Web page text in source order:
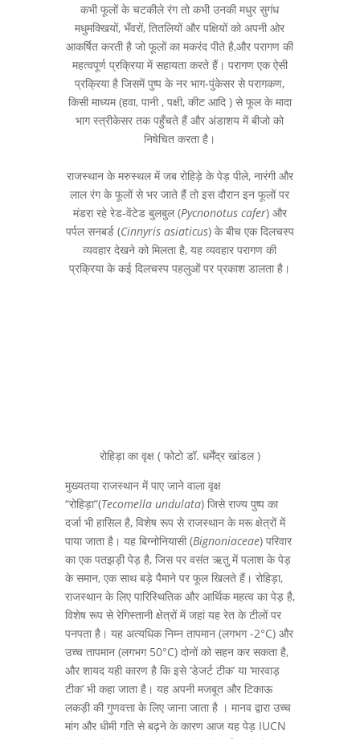
कभी फूलों के चटकीले रंग तो कभी उनकी मधुर सुगंध
मधुमक्खियों, भँवरों, तितलियों और पक्षियों को अपनी ओर
आकर्षित करती है जो फूलों का मकरंद पीते है,और परागण की
महत्वपूर्ण प्रक्रिया में सहायता करते हैं। परागण एक ऐसी
प्रक्रिया है जिसमें पुष्प के नर भाग-पुंकेसर से परागकण,
किसी माध्यम (हवा, पानी , पक्षी, कीट आदि ) से फूल के मादा
भाग स्त्रीकेसर तक पहुँचते हैं और अंडाशय में बीजो को
निषेचित करता है।
राजस्थान के मरुस्थल में जब रोहिड़े के पेड़ पीले, नारंगी और
लाल रंग के फूलों से भर जाते हैं तो इस दौरान इन फूलों पर
मंडरा रहे रेड-वेंटेड बुलबुल (Pycnonotus cafer) और
पर्पल सनबर्ड (Cinnyris asiaticus) के बीच एक दिलचस्प
व्यवहार देखने को मिलता है, यह व्यवहार परागण की
प्रक्रिया के कई दिलचस्प पहलुओं पर प्रकाश डालता है।
रोहिड़ा का वृक्ष ( फोटो डॉ. धर्मेंद्र खांडल )
मुख्यतया राजस्थान में पाए जाने वाला वृक्ष
“रोहिड़ा”(Tecomella undulata) जिसे राज्य पुष्प का
दर्जा भी हासिल है, विशेष रूप से राजस्थान के मरू क्षेत्रों में
पाया जाता है। यह बिग्नोनियासी (Bignoniaceae) परिवार
का एक पतझड़ी पेड़ है, जिस पर वसंत ऋतु में पलाश के पेड़
के समान, एक साथ बड़े पैमाने पर फूल खिलते हैं। रोहिड़ा,
राजस्थान के लिए पारिस्थितिक और आर्थिक महत्व का पेड़ है,
विशेष रूप से रेगिस्तानी क्षेत्रों में जहां यह रेत के टीलों पर
पनपता है। यह अत्यधिक निम्न तापमान (लगभग -2°C) और
उच्च तापमान (लगभग 50°C) दोनों को सहन कर सकता है,
और शायद यही कारण है कि इसे ‘डेजर्ट टीक’ या ‘मारवाड़
टीक’ भी कहा जाता है। यह अपनी मजबूत और टिकाऊ
लकड़ी की गुणवत्ता के लिए जाना जाता है । मानव द्वारा उच्च
मांग और धीमी गति से बढ़ने के कारण आज यह पेड़ IUCN